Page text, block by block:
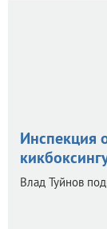
Инспекция
Влад Туйнов